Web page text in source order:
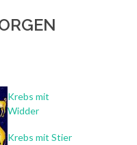
Krebs mit
Widder
Krebs mit Stier